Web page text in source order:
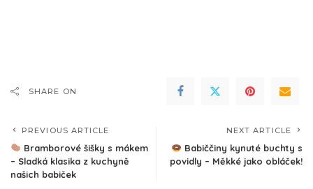
SHARE ON
PREVIOUS ARTICLE
Bramborové šišky s mákem
– Sladká klasika z kuchyně
našich babiček
NEXT ARTICLE
Babiččiny kynuté buchty s
povidly – Měkké jako obláček!